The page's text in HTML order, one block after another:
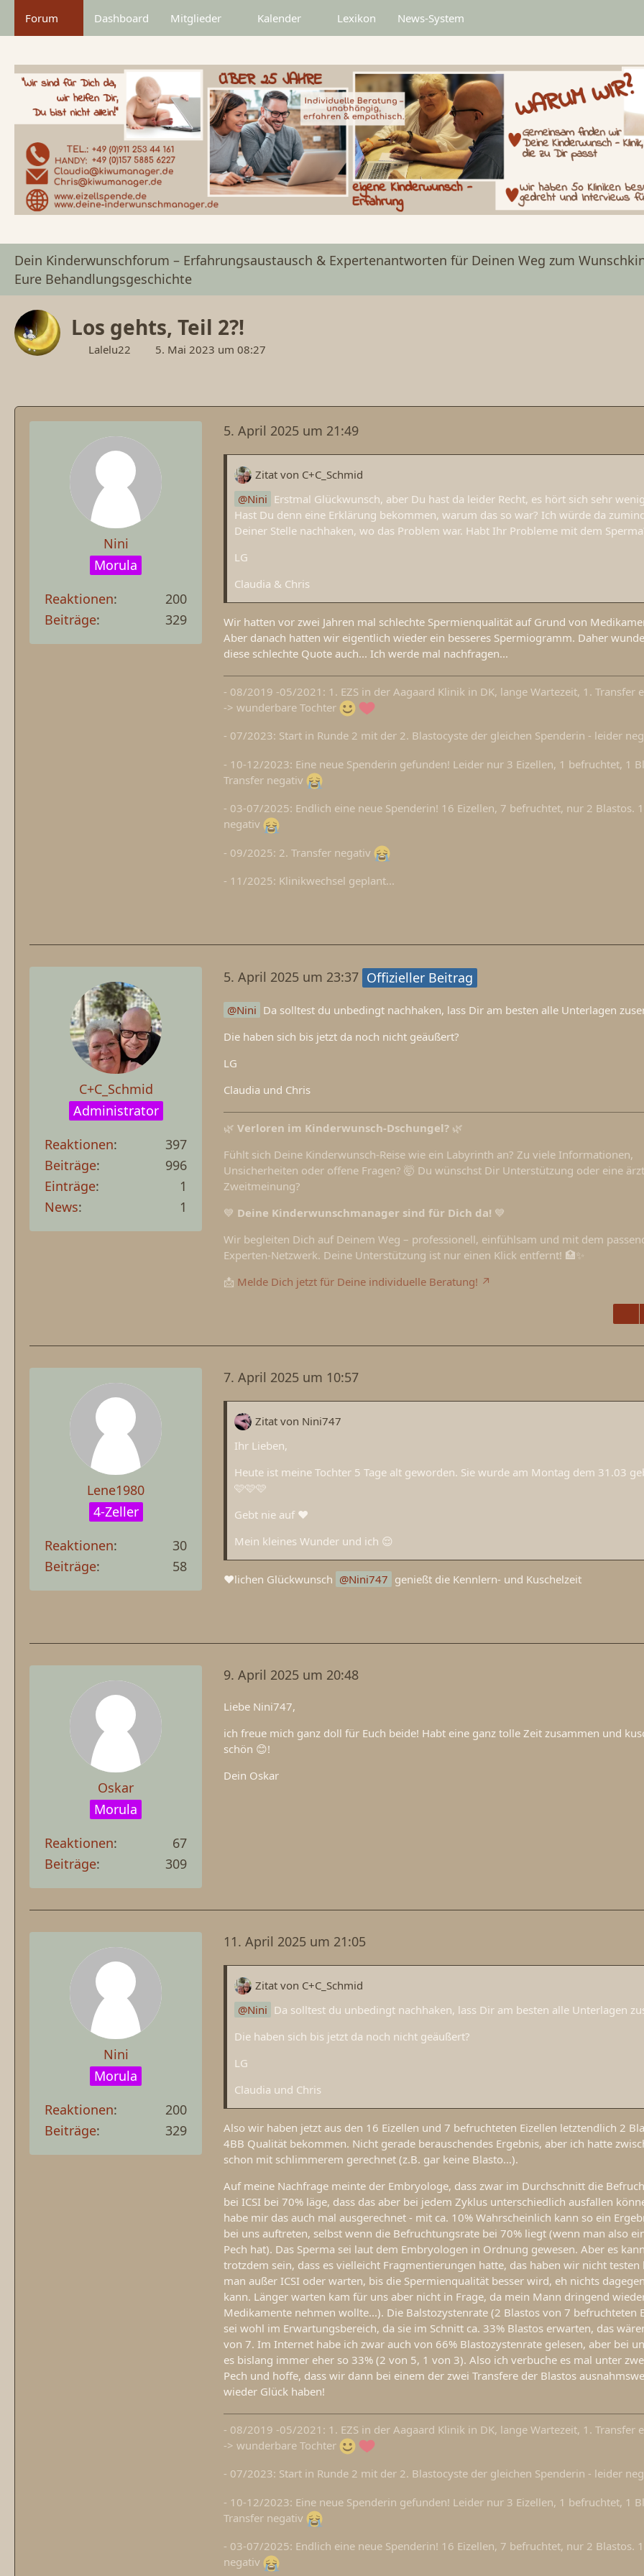
Forum Dashboard Mitglieder Kalender Lexikon News-System
Dein Kinderwunschforum – Erfahrungsaustausch & Expertenantworten für Deinen Weg zum
Eure Behandlungsgeschichte
Los gehts, Teil 2?!
Lalelu22 5. Mai 2023 um 08:27
Nini
Morula
Reaktionen
200
Beiträge
329
5. April 2025 um 21:49
Zitat von C+C_Schmid
Nini Erstmal Glückwunsch, aber Du hast da leider Recht, es hört sich sehr
Hast Du denn eine Erklärung bekommen, warum das so war? Ich würde da
Deiner Stelle nachhaken, wo das Problem war. Habt Ihr Probleme mit dem
LG
Claudia & Chris
Wir hatten vor zwei Jahren mal schlechte Spermienqualität auf Grund von
Aber danach hatten wir eigentlich wieder ein besseres Spermiogramm. Daher
diese schlechte Quote auch... Ich werde mal nachfragen...
- 08/2019 -05/2021: 1. EZS in der Aagaard Klinik in DK, lange Wartezeit, 1. Transfer
-> wunderbare Tochter
- 07/2023: Start in Runde 2 mit der 2. Blastocyste der gleichen Spenderin - leider
- 10-12/2023: Eine neue Spenderin gefunden! Leider nur 3 Eizellen, 1 befruchtet, 1
Transfer negativ
- 03-07/2025: Endlich eine neue Spenderin! 16 Eizellen, 7 befruchtet, nur 2 Blastos.
negativ
- 09/2025: 2. Transfer negativ
- 11/2025: Klinikwechsel geplant...
C+C_Schmid
Administrator
Reaktionen
397
Beiträge
996
Einträge
1
News
1
5. April 2025 um 23:37 Offizieller Beitrag
Nini Da solltest du unbedingt nachhaken, lass Dir am besten alle Unterlagen
Die haben sich bis jetzt da noch nicht geäußert?
LG
Claudia und Chris
🌿 Verloren im Kinderwunsch-Dschungel? 🌿
Fühlt sich Deine Kinderwunsch-Reise wie ein Labyrinth an? Zu viele Informationen,
Unsicherheiten oder offene Fragen? 🤯 Du wünschst Dir Unterstützung oder eine
Zweitmeinung?
💙 Deine Kinderwunschmanager sind für Dich da! 💙
Wir begleiten Dich auf Deinem Weg – professionell, einfühlsam und mit dem
Experten-Netzwerk. Deine Unterstützung ist nur einen Klick entfernt! 🏥✨
📩 Melde Dich jetzt für Deine individuelle Beratung!
Lene1980
4-Zeller
Reaktionen
30
Beiträge
58
7. April 2025 um 10:57
Zitat von Nini747
Ihr Lieben,
Heute ist meine Tochter 5 Tage alt geworden. Sie wurde am Montag dem 31.03
🩷🩷🩷
Gebt nie auf ❤️
Mein kleines Wunder und ich 😌
❤️lichen Glückwunsch Nini747 genießt die Kennlern- und Kuschelzeit
Oskar
Morula
Reaktionen
67
Beiträge
309
9. April 2025 um 20:48
Liebe Nini747,
ich freue mich ganz doll für Euch beide! Habt eine ganz tolle Zeit zusammen und
schön 😊!
Dein Oskar
Nini
Morula
Reaktionen
200
Beiträge
329
11. April 2025 um 21:05
Zitat von C+C_Schmid
Nini Da solltest du unbedingt nachhaken, lass Dir am besten alle Unterlagen
Die haben sich bis jetzt da noch nicht geäußert?
LG
Claudia und Chris
Also wir haben jetzt aus den 16 Eizellen und 7 befruchteten Eizellen letztendlich 2
4BB Qualität bekommen. Nicht gerade berauschendes Ergebnis, aber ich hatte
schon mit schlimmerem gerechnet (z.B. gar keine Blasto...).
Auf meine Nachfrage meinte der Embryologe, dass zwar im Durchschnitt die
bei ICSI bei 70% läge, dass das aber bei jedem Zyklus unterschiedlich ausfallen
habe mir das auch mal ausgerechnet - mit ca. 10% Wahrscheinlich kann so ein
bei uns auftreten, selbst wenn die Befruchtungsrate bei 70% liegt (wenn man also
Pech hat). Das Sperma sei laut dem Embryologen in Ordnung gewesen. Aber es
trotzdem sein, dass es vielleicht Fragmentierungen hatte, das haben wir nicht testen
man außer ICSI oder warten, bis die Spermienqualität besser wird, eh nichts
kann. Länger warten kam für uns aber nicht in Frage, da mein Mann dringend
Medikamente nehmen wollte...). Die Balstozystenrate (2 Blastos von 7 befruchteten
sei wohl im Erwartungsbereich, da sie im Schnitt ca. 33% Blastos erwarten, das
von 7. Im Internet habe ich zwar auch von 66% Blastozystenrate gelesen, aber bei
es bislang immer eher so 33% (2 von 5, 1 von 3). Also ich verbuche es mal unter
Pech und hoffe, dass wir dann bei einem der zwei Transfere der Blastos
wieder Glück haben!
- 08/2019 -05/2021: 1. EZS in der Aagaard Klinik in DK, lange Wartezeit, 1. Transfer
-> wunderbare Tochter
- 07/2023: Start in Runde 2 mit der 2. Blastocyste der gleichen Spenderin - leider
- 10-12/2023: Eine neue Spenderin gefunden! Leider nur 3 Eizellen, 1 befruchtet, 1
Transfer negativ
- 03-07/2025: Endlich eine neue Spenderin! 16 Eizellen, 7 befruchtet, nur 2 Blastos.
negativ